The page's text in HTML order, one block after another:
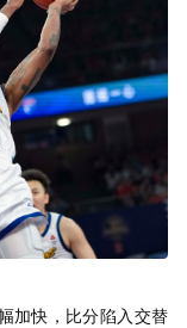
加快，比分陷入交替